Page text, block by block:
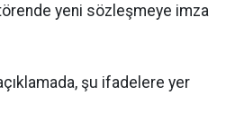
törende yeni sözleşmeye imza
şu ifadelere yer